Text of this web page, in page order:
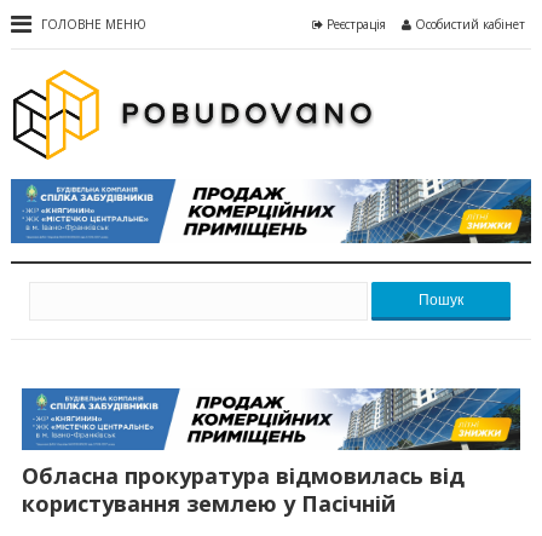
ГОЛОВНЕ МЕНЮ Реєстрація Особистий кабінет
Пошук
Обласна прокуратура відмовилась від
користування землею у Пасічній